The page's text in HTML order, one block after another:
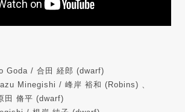
Goda / 合田 経郎 (dwarf)
Minegishi / 峰岸 裕和 (Robins) 、
田 脩平 (dwarf)